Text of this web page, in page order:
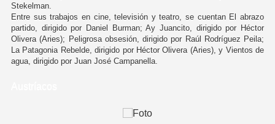
Stekelman.
Entre sus trabajos en cine, televisión y teatro, se cuentan El abrazo
partido, dirigido por Daniel Burman; Ay Juancito, dirigido por Héctor
Olivera (Aries); Peligrosa obsesión, dirigido por Raúl Rodríguez Peila;
La Patagonia Rebelde, dirigido por Héctor Olivera (Aries), y Vientos de
agua, dirigido por Juan José Campanella.